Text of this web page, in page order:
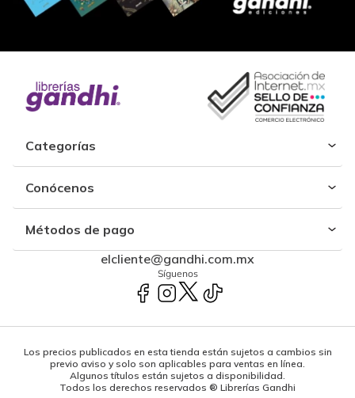
Categorías
Conócenos
Métodos de pago
elcliente@gandhi.com.mx
Síguenos
Los precios publicados en esta tienda están sujetos a cambios sin
previo aviso y solo son aplicables para ventas en línea.
Algunos títulos están sujetos a disponibilidad.
Todos los derechos reservados ® Librerías Gandhi